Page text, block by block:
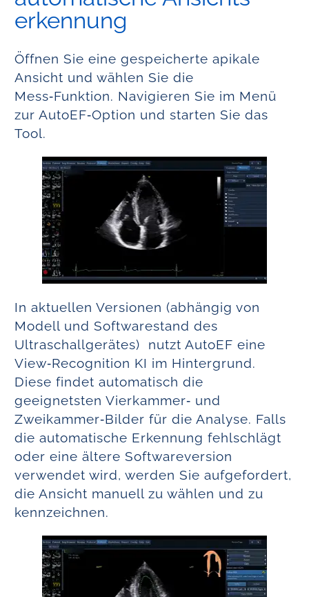
erkennung
Öffnen Sie eine gespeicherte apikale
Ansicht und wählen Sie die
Mess‑Funktion. Navigieren Sie im Menü
zur AutoEF‑Option und starten Sie das
Tool.
In aktuellen Versionen (abhängig von
Modell und Softwarestand des
Ultraschallgerätes) nutzt AutoEF eine
View‑Recognition KI im Hintergrund.
Diese findet automatisch die
geeignetsten Vierkammer‑ und
Zweikammer‑Bilder für die Analyse. Falls
die automatische Erkennung fehlschlägt
oder eine ältere Softwareversion
verwendet wird, werden Sie aufgefordert,
die Ansicht manuell zu wählen und zu
kennzeichnen.